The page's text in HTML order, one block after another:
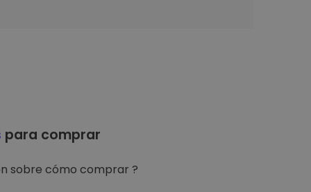
para comprar
sobre cómo comprar ?